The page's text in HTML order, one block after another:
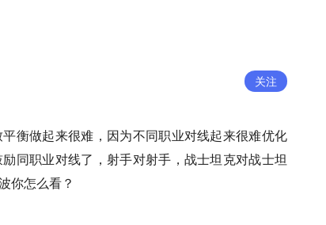
关注
衡做起来很难，因为不同职业对线起来很难优化
同职业对线了，射手对射手，战士坦克对战士坦
你怎么看？